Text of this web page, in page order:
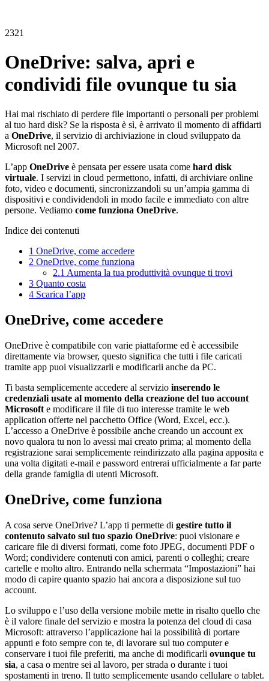
2321
OneDrive: salva, apri e
condividi file ovunque tu sia
Hai mai rischiato di perdere file importanti o personali per problemi
al tuo hard disk? Se la risposta è sì, è arrivato il momento di affidarti
a OneDrive, il servizio di archiviazione in cloud sviluppato da
Microsoft nel 2007.
L’app OneDrive è pensata per essere usata come hard disk
virtuale. I servizi in cloud permettono, infatti, di archiviare online
foto, video e documenti, sincronizzandoli su un’ampia gamma di
dispositivi e condividendoli in modo facile e immediato con altre
persone. Vediamo come funziona OneDrive.
Indice dei contenuti
1 OneDrive, come accedere
2 OneDrive, come funziona
2.1 Aumenta la tua produttività ovunque ti trovi
3 Quanto costa
4 Scarica l’app
OneDrive, come accedere
OneDrive è compatibile con varie piattaforme ed è accessibile
direttamente via browser, questo significa che tutti i file caricati
tramite app puoi visualizzarli e modificarli anche da PC.
Ti basta semplicemente accedere al servizio inserendo le
credenziali usate al momento della creazione del tuo account
Microsoft e modificare il file di tuo interesse tramite le web
application offerte nel pacchetto Office (Word, Excel, ecc.).
L’accesso a OneDrive è possibile anche creando un account ex
novo qualora tu non lo avessi mai creato prima; al momento della
registrazione sarai semplicemente reindirizzato alla pagina apposita e
una volta digitati e-mail e password entrerai ufficialmente a far parte
della grande famiglia di utenti Microsoft.
OneDrive, come funziona
A cosa serve OneDrive? L’app ti permette di gestire tutto il
contenuto salvato sul tuo spazio OneDrive: puoi visionare e
caricare file di diversi formati, come foto JPEG, documenti PDF o
Word; condividere contenuti con amici, parenti o colleghi; creare
cartelle e molto altro. Entrando nella schermata “Impostazioni” hai
modo di capire quanto spazio hai ancora a disposizione sul tuo
account.
Lo sviluppo e l’uso della versione mobile mette in risalto quello che
è il valore finale del servizio e mostra la potenza del cloud di casa
Microsoft: attraverso l’applicazione hai la possibilità di portare
appunti e foto sempre con te, di lavorare sul tuo computer e
conservare i tuoi file preferiti, ma anche di modificarli ovunque tu
sia, a casa o mentre sei al lavoro, per strada o durante i tuoi
spostamenti in treno. Il tutto semplicemente usando cellulare o tablet.